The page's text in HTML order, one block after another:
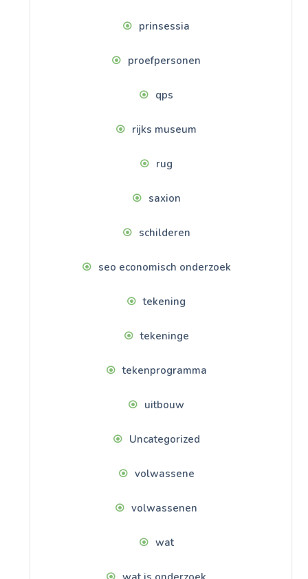
prinsessia
proefpersonen
qps
rijks museum
rug
saxion
schilderen
seo economisch onderzoek
tekening
tekeninge
tekenprogramma
uitbouw
Uncategorized
volwassene
volwassenen
wat